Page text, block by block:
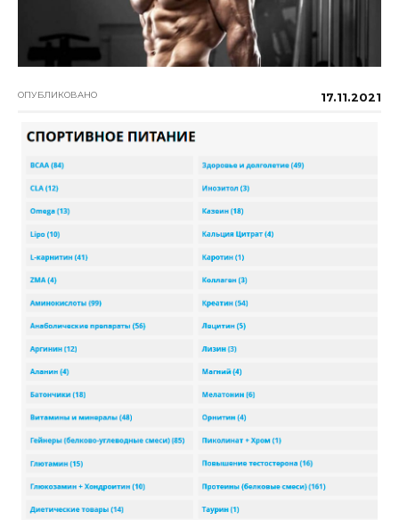
ОПУБЛИКОВАНО 17.11.2021